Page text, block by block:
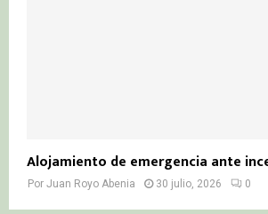
Alojamiento de emergencia ante
Por Juan Royo Abenia 30 julio, 2026 0